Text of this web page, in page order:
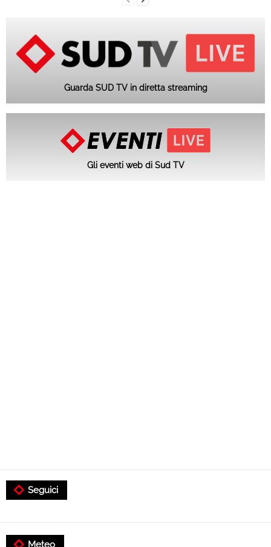
Guarda SUD TV in diretta streaming
Gli eventi web di Sud TV
Seguici